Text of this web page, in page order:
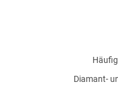
Diamant-